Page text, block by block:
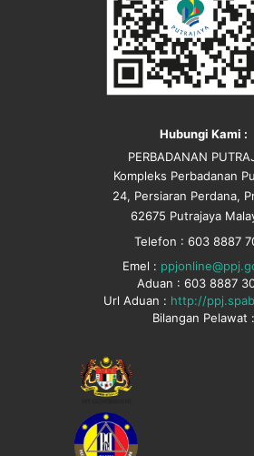
Hubungi Kami :
PERBADANAN
Kompleks Perbadanan
24, Persiaran Perdana,
62675 Putrajaya
Telefon : 603 8887
Emel :
Aduan : 603 8887
Url Aduan : http://
Bilangan Pelawat :